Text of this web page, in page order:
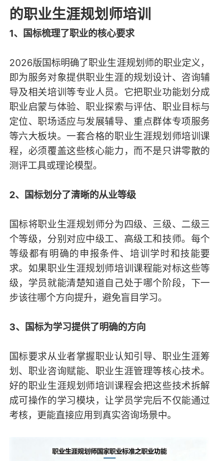
的职业生涯规划师培训
1、国标梳理了职业的核心要求
2026版国标明确了职业生涯规划师的职业定义，
即为服务对象提供职业生涯的规划设计、咨询辅
导及相关培训等专业人员。它把职业功能划分成
职业启蒙与体验、职业探索与评估、职业目标与
定位、职场适应与发展辅导、重点群体专项服务
等六大板块。一套合格的职业生涯规划师培训课
程，必须覆盖这些核心能力，而不是只讲零散的
测评工具或理论模型。
2、国标划分了清晰的从业等级
国标将职业生涯规划师分为四级、三级、二级三
个等级，分别对应中级工、高级工和技师。每个
等级都有明确的申报条件、培训学时和技能要
求。如果职业生涯规划师培训课程能对标这些等
级，学员就能清楚知道自己处于哪个阶段，下一
步该往哪个方向提升，避免盲目学习。
3、国标为学习提供了明确的方向
国标要求从业者掌握职业认知引导、职业生涯筹
划、职业咨询赋能、职业生涯管理等核心技术。
好的职业生涯规划师培训课程会把这些技术拆解
成可操作的学习模块，让学员学完后不仅能通过
考核，更能直接应用到真实咨询场景中。